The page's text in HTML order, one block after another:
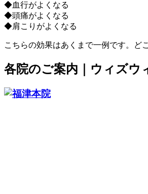
◆血行がよくなる
◆頭痛がよくなる
◆肩こりがよくなる
こちらの効果はあくまで一例です。ど
各院のご案内｜ウィズウ